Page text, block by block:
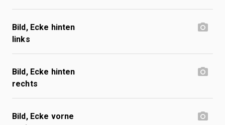
Bild, Ecke hinten
links
Bild, Ecke hinten
rechts
Bild, Ecke vorne